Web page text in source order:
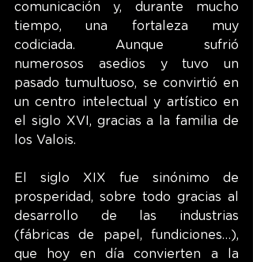
comunicación y, durante mucho
tiempo, una fortaleza muy
codiciada. Aunque sufrió
numerosos asedios y tuvo un
pasado tumultuoso, se convirtió en
un centro intelectual y artístico en
el siglo XVI, gracias a la familia de
los Valois.
El siglo XIX fue sinónimo de
prosperidad, sobre todo gracias al
desarrollo de las industrias
(fábricas de papel, fundiciones…),
que hoy en día convierten a la